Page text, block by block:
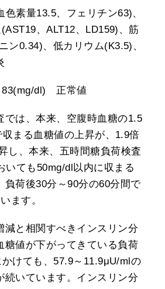
色素量13.5、フェリチン63)、
、ALT12、LD159)、筋
ン0.34)、低カリウム(K3.5)、
83(mg/dl) 正常値
では、本来、空腹時血糖の1.5
まる血糖値の上昇が、1.9倍
し、本来、五時間糖負荷検査
いても50mg/dl以内に収まる
負荷後30分～90分の60分間で
ます。
減と相関すべきインスリン分
糖値が下がってきている負荷
けても、57.9～11.9μU/mlの
続いています。インスリン分